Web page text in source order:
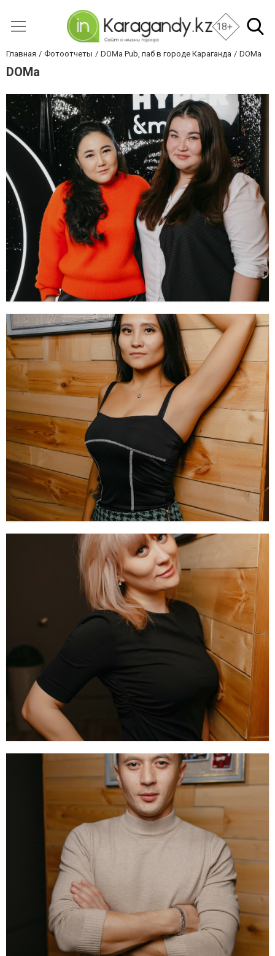
18+
Главная Фотоотчеты DOMa Pub, паб в городе Караганда DOMa
DOMa